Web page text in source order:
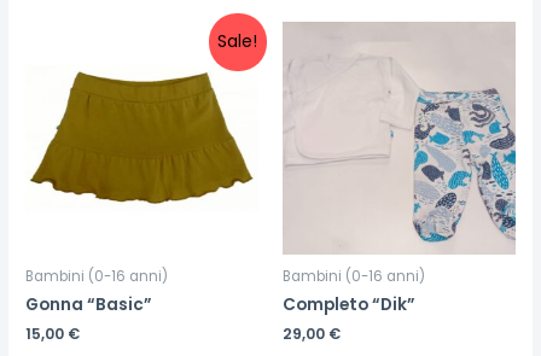
Sale!
Bambini (0-16 anni)
Gonna “Basic”
15,00 €
Bambini (0-16 anni)
Completo “Dik”
29,00 €